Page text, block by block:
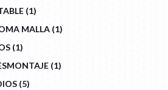
11
PRODUCT
MALLA 11
PRODUCT
11
PRODUCT
11
PRODUCT
55
PRODUCTS